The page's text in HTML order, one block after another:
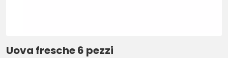
Uova fresche 6 pezzi